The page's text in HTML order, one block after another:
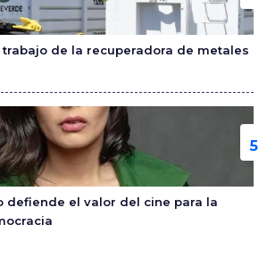
trabajo de la recuperadora de metales
defiende el valor del cine para la